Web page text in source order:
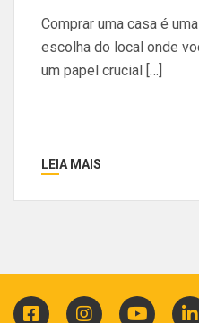
Comprar uma casa é
escolha do local onde
um papel crucial […]
LEIA MAIS